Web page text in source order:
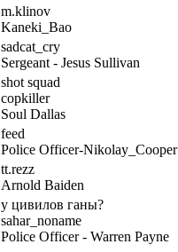
m.klinov
Kaneki_Bao
sadcat_cry
Sergeant - Jesus Sullivan
shot squad
copkiller
Soul Dallas
feed
Police Officer-Nikolay_Cooper
tt.rezz
Arnold Baiden
у цивилов ганы?
sahar_noname
Police Officer - Warren Payne